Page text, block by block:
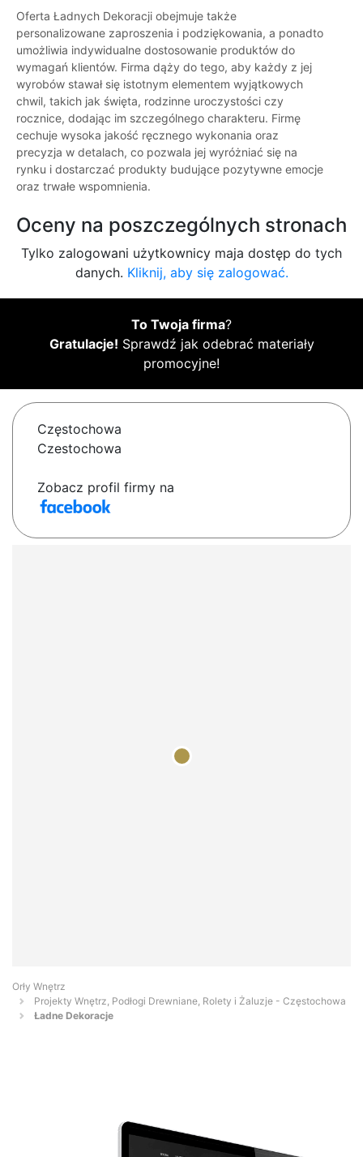
Oferta Ładnych Dekoracji obejmuje także
personalizowane zaproszenia i podziękowania, a ponadto
umożliwia indywidualne dostosowanie produktów do
wymagań klientów. Firma dąży do tego, aby każdy z jej
wyrobów stawał się istotnym elementem wyjątkowych
chwil, takich jak święta, rodzinne uroczystości czy
rocznice, dodając im szczególnego charakteru. Firmę
cechuje wysoka jakość ręcznego wykonania oraz
precyzja w detalach, co pozwala jej wyróżniać się na
rynku i dostarczać produkty budujące pozytywne emocje
oraz trwałe wspomnienia.
Oceny na poszczególnych stronach
Tylko zalogowani użytkownicy maja dostęp do tych
danych. Kliknij, aby się zalogować.
To Twoja firma?
Gratulacje! Sprawdź jak odebrać materiały
promocyjne!
Częstochowa
Czestochowa
Zobacz profil firmy na
Orły Wnętrz
Projekty Wnętrz, Podłogi Drewniane, Rolety i Żaluzje - Częstochowa
Ładne Dekoracje